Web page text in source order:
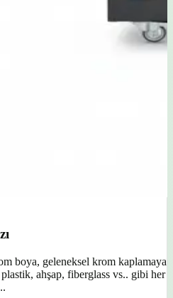
boya, geleneksel krom kaplamaya
ahşap, fiberglass vs.. gibi her